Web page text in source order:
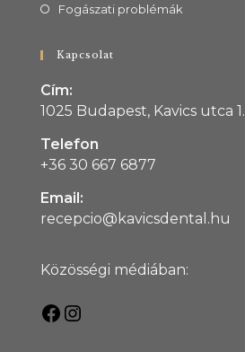
Fogászati problémák
Kapcsolat
Cím:
1025 Budapest, Kavics utca 1.
Telefon
+36 30 667 6877
Email:
recepcio@kavicsdental.hu
Közösségi médiában: